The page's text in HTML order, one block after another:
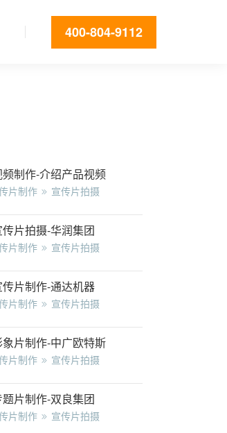
400-804-9112
制作-介绍产品视频
片制作 宣传片拍摄
片拍摄-华润集团
片制作 宣传片拍摄
片制作-通达机器
片制作 宣传片拍摄
片制作-中广欧特斯
片制作 宣传片拍摄
片制作-双良集团
片制作 宣传片拍摄